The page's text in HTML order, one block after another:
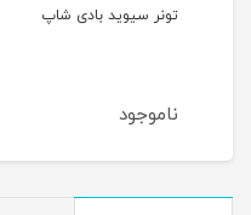
تونر سیوید بادی شاپ
ناموجود